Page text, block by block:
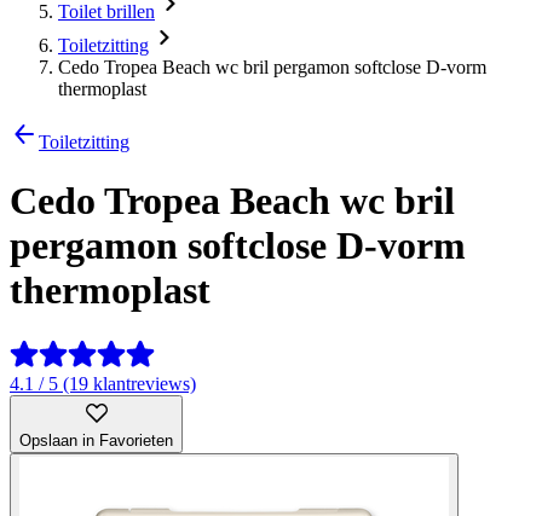
Toilet brillen
Toiletzitting
Cedo Tropea Beach wc bril pergamon softclose D-vorm
thermoplast
Toiletzitting
Cedo Tropea Beach wc bril
pergamon softclose D-vorm
thermoplast
4.1 / 5 (19 klantreviews)
Opslaan in Favorieten